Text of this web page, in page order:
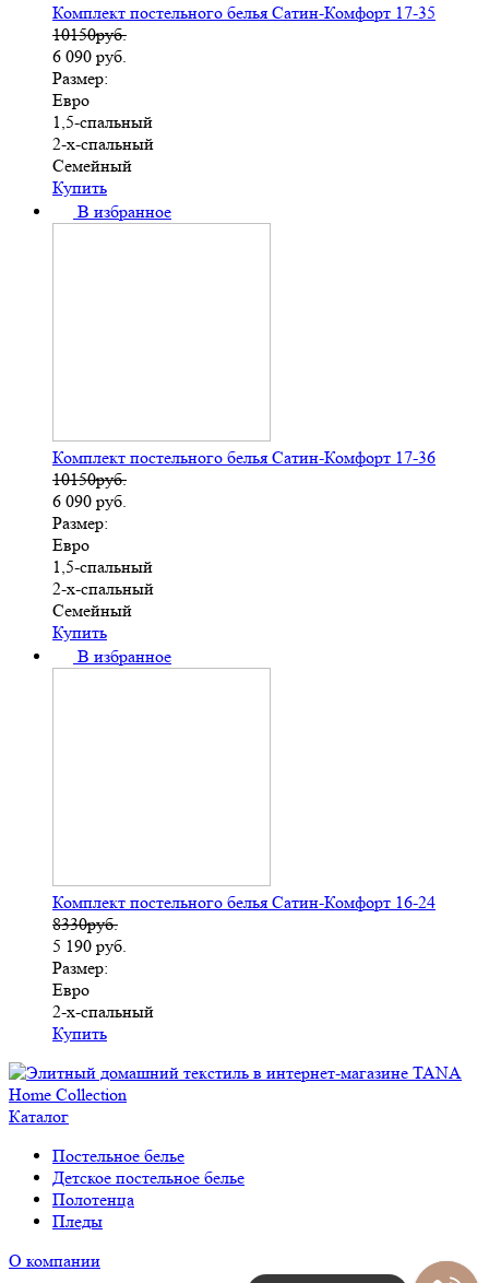
Комплект постельного белья Сатин-Комфорт 17-35
10150руб.
6 090 руб.
Размер:
Евро
1,5-спальный
2-х-спальный
Семейный
Купить
В избранное
Комплект постельного белья Сатин-Комфорт 17-36
10150руб.
6 090 руб.
Размер:
Евро
1,5-спальный
2-х-спальный
Семейный
Купить
В избранное
Комплект постельного белья Сатин-Комфорт 16-24
8330руб.
5 190 руб.
Размер:
Евро
2-х-спальный
Купить
Каталог
Постельное белье
Детское постельное белье
Полотенца
Пледы
О компании